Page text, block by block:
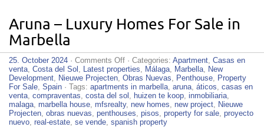
Aruna – Luxury Homes For Sale in
Marbella
25. October 2024 · Comments Offon
Aruna
–
Luxury
Homes
For
Sale
in
· Categories: Apartment Casas en
venta Costa del Sol Latest properties Málaga Marbella
New
Development
Nieuwe Projecten Obras Nuevas Penthouse
Property
For Sale Spain · Tags: apartments in marbella aruna áticos casas en
venta compraventas costa del sol huizen te koop inmobiliaria
malaga marbella house mfsrealty, new homes new project
Nieuwe
Projecten obras nuevas penthouses pisos property for sale proyecto
nuevo real-estate se vende spanish property